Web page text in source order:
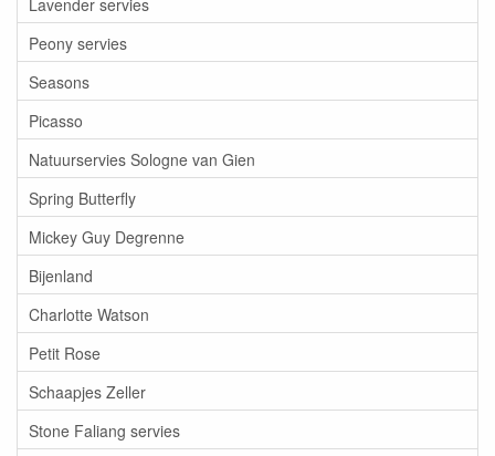
Peony servies
Seasons
Picasso
Natuurservies Sologne van Gien
Spring Butterfly
Mickey Guy Degrenne
Bijenland
Charlotte Watson
Petit Rose
Schaapjes Zeller
Stone Faliang servies